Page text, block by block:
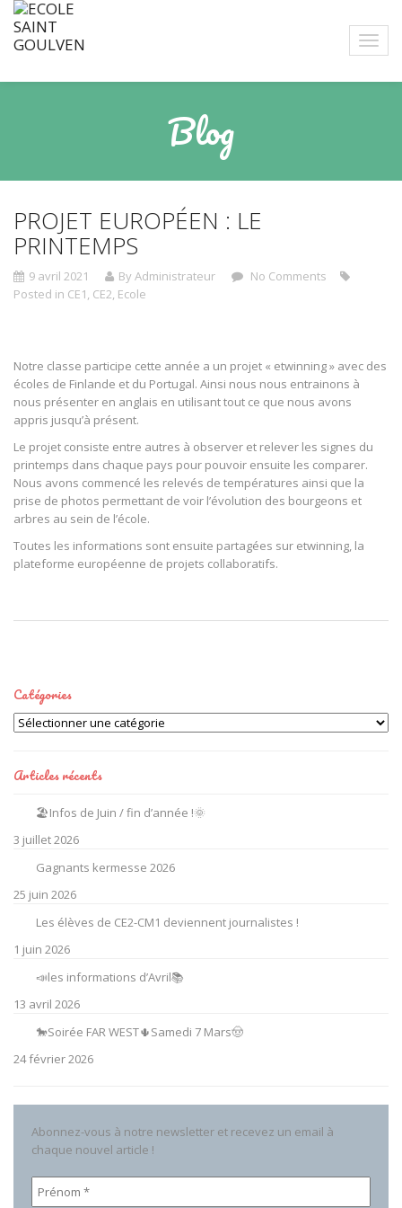
Blog
PROJET EUROPÉEN : LE
PRINTEMPS
9 avril 2021 By Administrateur
No Comments
Posted in CE1, CE2, Ecole
Notre classe participe cette année a un projet « etwinning » avec des
écoles de Finlande et du Portugal. Ainsi nous nous entrainons à
nous présenter en anglais en utilisant tout ce que nous avons
appris jusqu’à présent.
Le projet consiste entre autres à observer et relever les signes du
printemps dans chaque pays pour pouvoir ensuite les comparer.
Nous avons commencé les relevés de températures ainsi que la
prise de photos permettant de voir l’évolution des bourgeons et
arbres au sein de l’école.
Toutes les informations sont ensuite partagées sur etwinning, la
plateforme européenne de projets collaboratifs.
Catégories
Catégories
Articles récents
🏖️Infos de Juin / fin d’année !🌞
3 juillet 2026
Gagnants kermesse 2026
25 juin 2026
Les élèves de CE2-CM1 deviennent journalistes !
1 juin 2026
📣les informations d’Avril📚
13 avril 2026
🐎Soirée FAR WEST🌵Samedi 7 Mars🤠
24 février 2026
Abonnez-vous à notre newsletter et recevez un email à
chaque nouvel article !